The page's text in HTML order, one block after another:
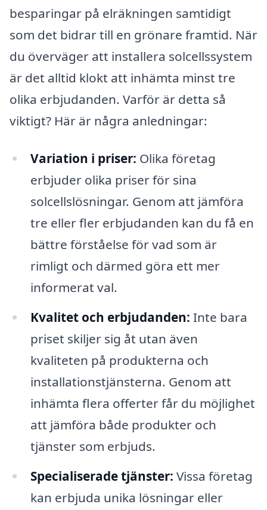
besparingar på elräkningen samtidigt
som det bidrar till en grönare framtid. När
du överväger att installera solcellssystem
är det alltid klokt att inhämta minst tre
olika erbjudanden. Varför är detta så
viktigt? Här är några anledningar:
Variation i priser: Olika företag
erbjuder olika priser för sina
solcellslösningar. Genom att jämföra
tre eller fler erbjudanden kan du få en
bättre förståelse för vad som är
rimligt och därmed göra ett mer
informerat val.
Kvalitet och erbjudanden: Inte bara
priset skiljer sig åt utan även
kvaliteten på produkterna och
installationstjänsterna. Genom att
inhämta flera offerter får du möjlighet
att jämföra både produkter och
tjänster som erbjuds.
Specialiserade tjänster: Vissa företag
kan erbjuda unika lösningar eller